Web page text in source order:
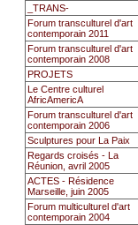
_TRANS-
Forum transculturel d'art
contemporain 2011
Forum transculturel d'art
contemporain 2008
PROJETS
Le Centre culturel
AfricAmericA
Forum transculturel d'art
contemporain 2006
Sculptures pour La Paix
Regards croisés - La
Réunion, avril 2005
ACTES - Résidence
Marseille, juin 2005
Forum multiculturel d'art
contemporain 2004